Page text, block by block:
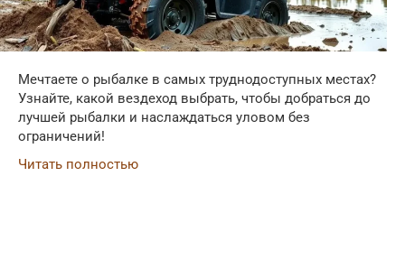
Мечтаете о рыбалке в самых труднодоступных местах?
Узнайте, какой вездеход выбрать, чтобы добраться до
лучшей рыбалки и наслаждаться уловом без
ограничений!
Читать полностью